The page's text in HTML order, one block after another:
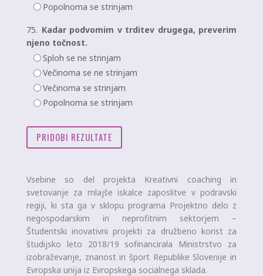
Popolnoma se strinjam
75. Kadar podvomim v trditev drugega, preverim
njeno točnost.
Sploh se ne strinjam
Večinoma se ne strinjam
Večinoma se strinjam
Popolnoma se strinjam
Vsebine so del projekta Kreativni coaching in
svetovanje za mlajše iskalce zaposlitve v podravski
regiji, ki sta ga v sklopu programa Projektno delo z
negospodarskim in neprofitnim sektorjem –
Študentski inovativni projekti za družbeno korist za
študijsko leto 2018/19 sofinancirala Ministrstvo za
izobraževanje, znanost in šport Republike Slovenije in
Evropska unija iz Evropskega socialnega sklada.